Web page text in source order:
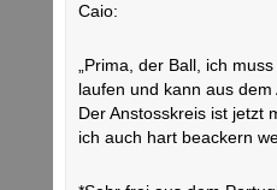
Caio:
„Prima, der Ball, ich
laufen und kann aus dem
Der Anstosskreis ist jetzt
ich auch hart beackern